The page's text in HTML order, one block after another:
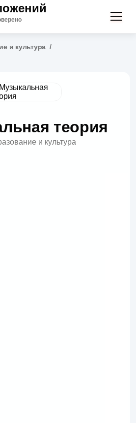
и культура /
теория
и культура